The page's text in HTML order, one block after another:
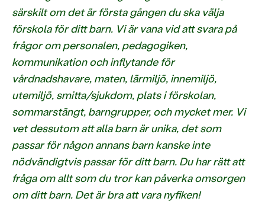
särskilt om det är första gången du ska välja
förskola för ditt barn. Vi är vana vid att svara på
frågor om personalen, pedagogiken,
kommunikation och inflytande för
vårdnadshavare, maten, lärmiljö, innemiljö,
utemiljö, smitta/sjukdom, plats i förskolan,
sommarstängt, barngrupper, och mycket mer. Vi
vet dessutom att alla barn är unika, det som
passar för någon annans barn kanske inte
nödvändigtvis passar för ditt barn. Du har rätt att
fråga om allt som du tror kan påverka omsorgen
om ditt barn. Det är bra att vara nyfiken!